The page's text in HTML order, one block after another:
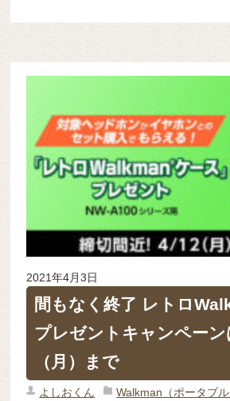
2021年4月3日
間もなく終了 レトロ
プレゼントキャンペーン
（月）まで
よしおくん Walkman（ポータブル